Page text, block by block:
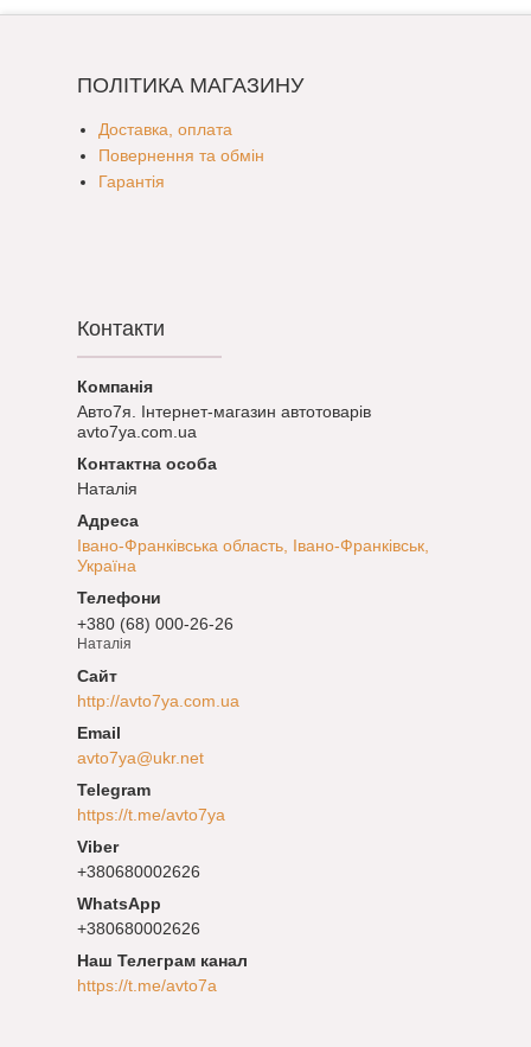
ПОЛІТИКА МАГАЗИНУ
Доставка, оплата
Повернення та обмін
Гарантія
Контакти
Авто7я. Інтернет-магазин автотоварів
avto7ya.com.ua
Наталія
Івано-Франківська область, Івано-Франківськ,
Україна
+380 (68) 000-26-26
Наталія
http://avto7ya.com.ua
avto7ya@ukr.net
https://t.me/avto7ya
+380680002626
+380680002626
Наш Телеграм канал
https://t.me/avto7a